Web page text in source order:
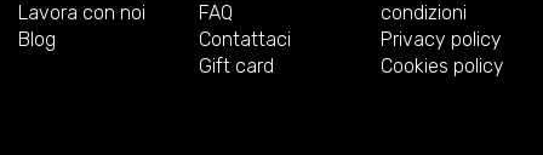
Lavora con noi
Blog
FAQ
Contattaci
Gift card
condizioni
Privacy policy
Cookies policy